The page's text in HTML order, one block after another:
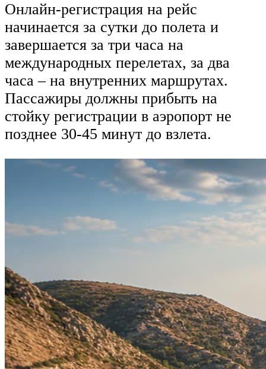
Онлайн-регистрация на рейс
начинается за сутки до полета и
завершается за три часа на
международных перелетах, за два
часа – на внутренних маршрутах.
Пассажиры должны прибыть на
стойку регистрации в аэропорт не
позднее 30-45 минут до взлета.